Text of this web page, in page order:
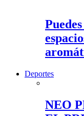
Deportes
NEO